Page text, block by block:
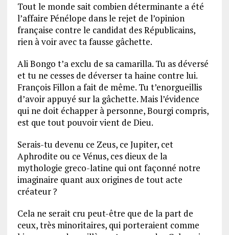
Tout le monde sait combien déterminante a été
l’affaire Pénélope dans le rejet de l’opinion
française contre le candidat des Républicains,
rien à voir avec ta fausse gâchette.
Ali Bongo t’a exclu de sa camarilla. Tu as déversé
et tu ne cesses de déverser ta haine contre lui.
François Fillon a fait de même. Tu t’enorgueillis
d’avoir appuyé sur la gâchette. Mais l’évidence
qui ne doit échapper à personne, Bourgi compris,
est que tout pouvoir vient de Dieu.
Serais-tu devenu ce Zeus, ce Jupiter, cet
Aphrodite ou ce Vénus, ces dieux de la
mythologie greco-latine qui ont façonné notre
imaginaire quant aux origines de tout acte
créateur ?
Cela ne serait cru peut-être que de la part de
ceux, très minoritaires, qui porteraient comme